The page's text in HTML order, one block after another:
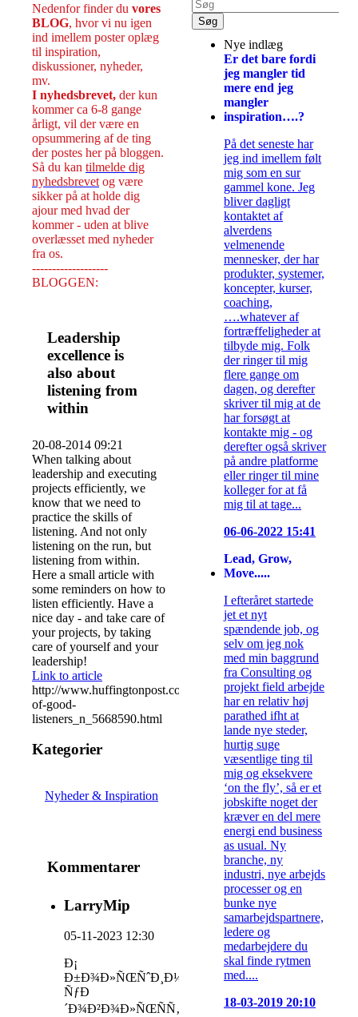
Nedenfor finder du vores
BLOG, hvor vi nu igen
ind imellem poster oplæg
til inspiration,
diskussioner, nyheder,
mv.
I nyhedsbrevet, der kun
kommer ca 6-8 gange
årligt, vil der være en
opsummering af de ting
der postes her på bloggen.
Så du kan tilmelde dig
nyhedsbrevet og være
sikker på at holde dig
ajour med hvad der
kommer - uden at blive
overlæsset med nyheder
fra os.
-------------------
BLOGGEN:
Leadership
excellence is
also about
listening from
within
20-08-2014 09:21
When talking about
leadership and executing
projects efficiently, we
know that we need to
practice the skills of
listening. And not only
listening on the run, but
listening from within.
Here a small article with
some reminders on how to
listen efficiently. Have a
nice day - and take care of
your projects, by taking
care of yourself and your
leadership!
Link to article
http://www.huffingtonpost.com/2014/08/14/habits-
of-good-
listeners_n_5668590.html
Kategorier
Nyheder & Inspiration
Kommentarer
LarryMip
05-11-2023 12:30
Ð¡
Ð±Ð¾Ð»ÑŒÑˆÐ¸Ð¼
ÑƒÐ
´Ð¾Ð²Ð¾Ð»ÑŒÑÑ‚Ð²Ð¸ÐµÐ¼
Nye indlæg
Er det bare fordi
jeg mangler tid
mere end jeg
mangler
inspiration….?
På det seneste har
jeg ind imellem følt
mig som en sur
gammel kone. Jeg
bliver dagligt
kontaktet af
alverdens
velmenende
mennesker, der har
produkter, systemer,
koncepter, kurser,
coaching,
….whatever af
fortræffeligheder at
tilbyde mig. Folk
der ringer til mig
flere gange om
dagen, og derefter
skriver til mig at de
har forsøgt at
kontakte mig - og
derefter også skriver
på andre platforme
eller ringer til mine
kolleger for at få
mig til at tage...
06-06-2022 15:41
Lead, Grow,
Move.....
I efteråret startede
jet et nyt
spændende job, og
selv om jeg nok
med min baggrund
fra Consulting og
projekt field arbejde
har en relativ høj
parathed ifht at
lande nye steder,
hurtig suge
væsentlige ting til
mig og eksekvere
‘on the fly’, så er et
jobskifte noget der
kræver en del mere
energi end business
as usual. Ny
branche, ny
industri, nye arbejds
processer og en
bunke nye
samarbejdspartnere,
ledere og
medarbejdere du
skal finde rytmen
med....
18-03-2019 20:10